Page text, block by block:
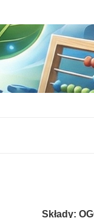
Składy: